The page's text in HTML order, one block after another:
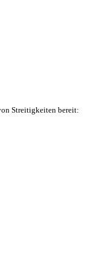
Streitigkeiten bereit: